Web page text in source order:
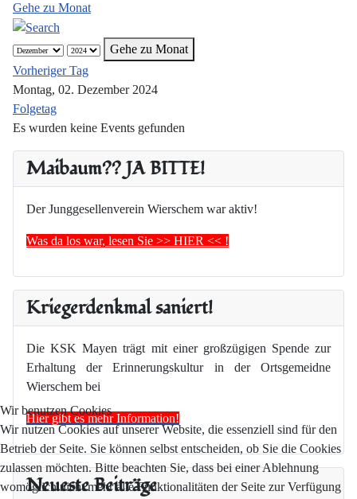
Maibaum?? JA BITTE!
Der Junggesellenverein Wierschem war aktiv!
Was da los war, lesen Sie >> HIER << !
Kriegerdenkmal saniert!
Die KSK Mayen trägt mit einer großzügigen Spende zur
Erhaltung der Erinnerungskultur in der Ortsgemeidne
Wierschem bei
Hier gibt es mehr Information!
Neueste Beiträge
Gehe zu Monat
Gehe zu Monat
Vorheriger Tag
Montag, 02. Dezember 2024
Folgetag
Es wurden keine Events gefunden
Wir benutzen Cookies
Wir nutzen Cookies auf unserer Website, die essenziell sind für den
Betrieb der Seite. Sie können selbst entscheiden, ob Sie die Cookies
zulassen möchten. Bitte beachten Sie, dass bei einer Ablehnung
womöglich nicht mehr alle Funktionalitäten der Seite zur Verfügung